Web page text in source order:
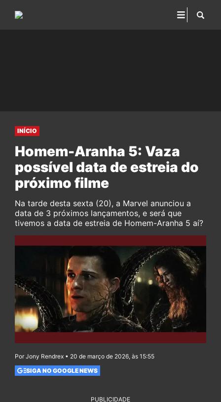
INÍCIO
Homem-Aranha 5: Vaza
possível data de estreia do
próximo filme
Na tarde desta sexta (20), a Marvel anunciou a
data de 3 próximos lançamentos, e será que
tivemos a data de estreia de Homem-Aranha 5 aí?
Por Jony Rendrex • 20 de março de 2026, às 15:55
SIGA NO GOOGLE NEWS
PUBLICIDADE